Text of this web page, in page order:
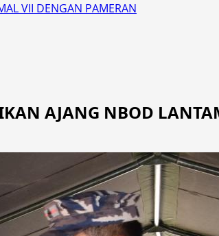
VII DENGAN PAMERAN
AJANG NBOD